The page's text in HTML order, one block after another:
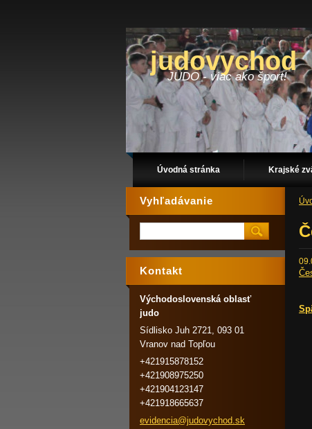
judovychod
JUDO - viac ako šport!
Úvodná stránka Krajské
Vyhľadávanie
Kontakt
Východoslovenská oblasť
judo
Sídlisko Juh 2721, 093 01
Vranov nad Topľou
+421915878152
+421908975250
+421904123147
+421918665637
evidencia@judovychod.sk